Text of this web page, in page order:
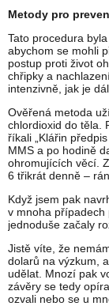
Metody pro
Tato procedura
abychom se mohli
postup proti život
chřipky a
intenzivně, jak je
Ověřená metoda
chlordioxid do těla.
říkali „Klářin
MMS a po hodině
ohromujících věcí.
6 třikrát denně –
Když jsem pak
v mnoha případech
jednoduše začaly
Jistě víte, že
dolarů na výzkum,
udělat. Mnozí pak
závěry se tedy
ozvali nebo se u